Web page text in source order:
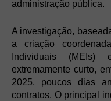
administração pública.
A investigação,
a criação
Individuais
extremamente curto,
2025, poucos dias
contratos. O principal